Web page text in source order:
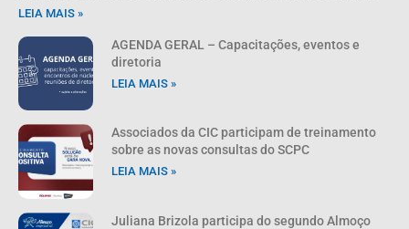
LEIA MAIS »
AGENDA GERAL – Capacitações, eventos e
diretoria
LEIA MAIS »
Associados da CIC participam de treinamento
sobre as novas consultas do SCPC
LEIA MAIS »
Juliana Brizola participa do segundo Almoço